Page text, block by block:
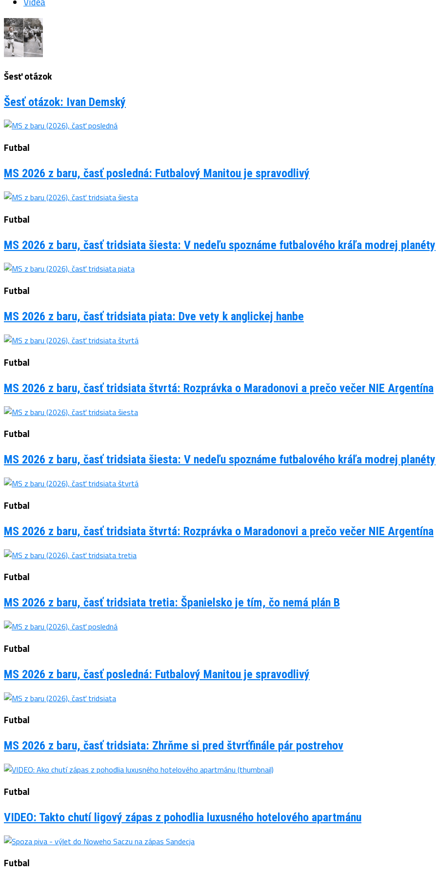
Šesť otázok
Šesť otázok: Ivan Demský
Futbal
MS 2026 z baru, časť posledná: Futbalový Manitou je spravodlivý
Futbal
MS 2026 z baru, časť tridsiata šiesta: V nedeľu spoznáme futbalového kráľa modrej planéty
Futbal
MS 2026 z baru, časť tridsiata piata: Dve vety k anglickej hanbe
Futbal
MS 2026 z baru, časť tridsiata štvrtá: Rozprávka o Maradonovi a prečo večer NIE Argentína
Futbal
MS 2026 z baru, časť tridsiata šiesta: V nedeľu spoznáme futbalového kráľa modrej planéty
Futbal
MS 2026 z baru, časť tridsiata štvrtá: Rozprávka o Maradonovi a prečo večer NIE Argentína
Futbal
MS 2026 z baru, časť tridsiata tretia: Španielsko je tím, čo nemá plán B
Futbal
MS 2026 z baru, časť posledná: Futbalový Manitou je spravodlivý
Futbal
MS 2026 z baru, časť tridsiata: Zhrňme si pred štvrťfinále pár postrehov
Futbal
VIDEO: Takto chutí ligový zápas z pohodlia luxusného hotelového apartmánu
Futbal